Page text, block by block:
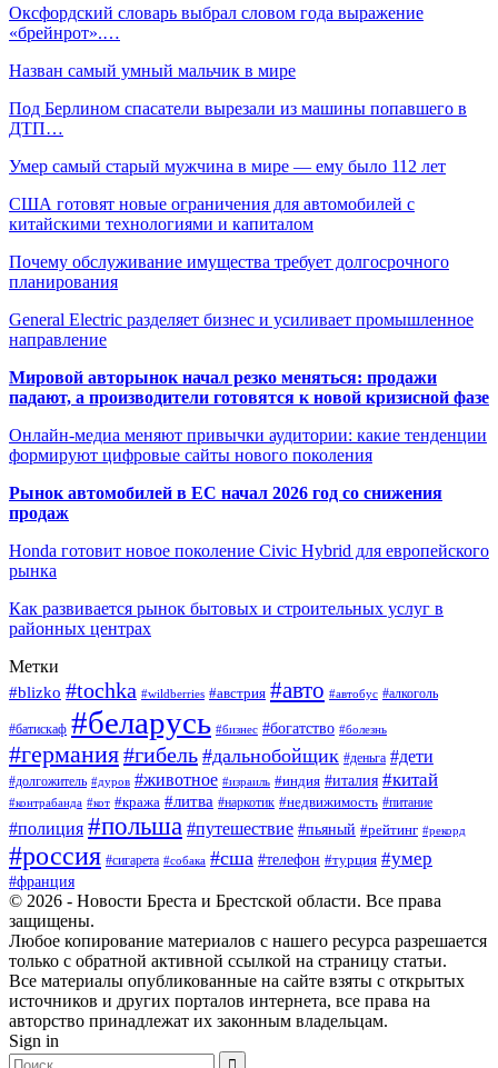
Оксфордский словарь выбрал словом года выражение
«брейнрот».…
Назван самый умный мальчик в мире
Под Берлином спасатели вырезали из машины попавшего в
ДТП…
Умер самый старый мужчина в мире — ему было 112 лет
США готовят новые ограничения для автомобилей с
китайскими технологиями и капиталом
Почему обслуживание имущества требует долгосрочного
планирования
General Electric разделяет бизнес и усиливает промышленное
направление
Мировой авторынок начал резко меняться: продажи
падают, а производители готовятся к новой кризисной фазе
Онлайн-медиа меняют привычки аудитории: какие тенденции
формируют цифровые сайты нового поколения
Рынок автомобилей в ЕС начал 2026 год со снижения
продаж
Honda готовит новое поколение Civic Hybrid для европейского
рынка
Как развивается рынок бытовых и строительных услуг в
районных центрах
Метки
#blizko #tochka #wildberries #австрия #авто #автобус #алкоголь
#батискаф #беларусь #бизнес #богатство #болезнь
#германия#гибель #дальнобойщик #деньга #дети
#долгожитель #дуров #животное #израиль #индия #италия #китай
#контрабанда #кот #кража #литва #наркотик #недвижимость #питание
#полиция #польша #путешествие #пьяный #рейтинг #рекорд
#россия #сигарета #собака #сша #телефон #турция #умер
#франция
© 2026 - Новости Бреста и Брестской области. Все права
защищены.
Любое копирование материалов с нашего ресурса разрешается
только с обратной активной ссылкой на страницу статьи.
Все материалы опубликованные на сайте взяты с открытых
источников и других порталов интернета, все права на
авторство принадлежат их законным владельцам.
Sign in